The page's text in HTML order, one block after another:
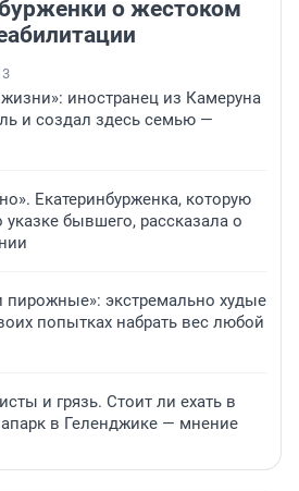
о жестоком
иностранец из Камеруна
и создал здесь семью —
Екатеринбурженка, которую
бывшего, рассказала о
пирожные»: экстремально худые
попытках набрать вес любой
и грязь. Стоит ли ехать в
в Геленджике — мнение